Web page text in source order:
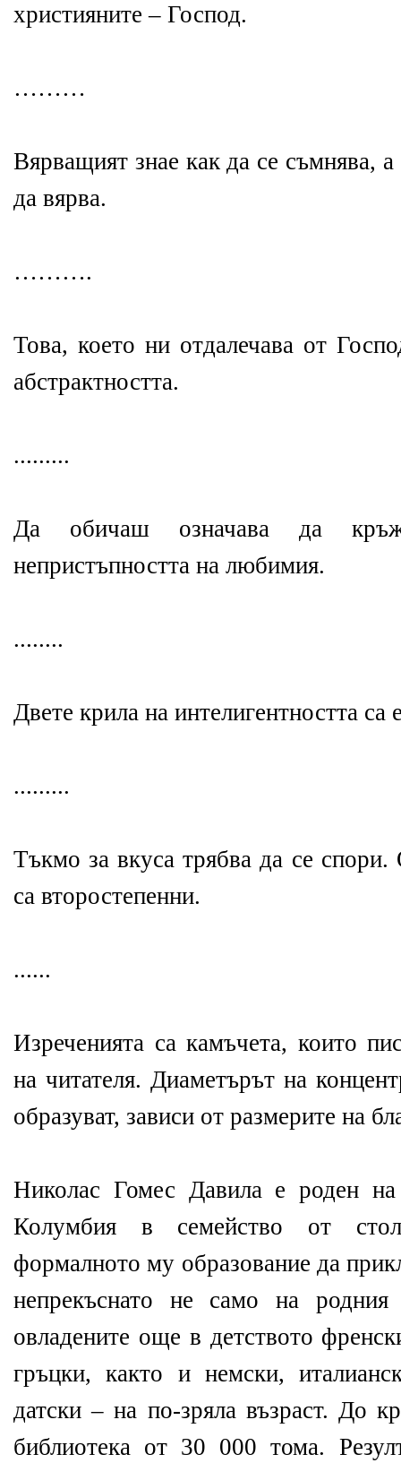
християните – Господ.
………
Вярващият знае как да се съмнява,
да вярва.
……….
Това, което ни отдалечава от
абстрактността.
.........
Да обичаш означава да
непристъпността на любимия.
........
Двете крила на интелигентността
.........
Тъкмо за вкуса трябва да се спори.
са второстепенни.
......
Изреченията са камъчета, които
на читателя. Диаметърът на
образуват, зависи от размерите на
Николас Гомес Давила е роден
Колумбия в семейство от
формалното му образование да
непрекъснато не само на
овладените още в детството
гръцки, както и немски,
датски – на по-зряла възраст. До
библиотека от 30 000 тома.